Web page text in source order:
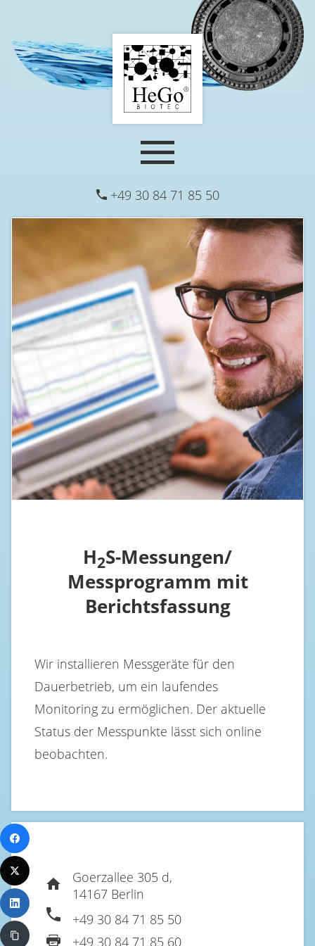
+49 30 84 71 85 50
H2S-Messungen/
Messprogramm mit
Berichtsfassung
Wir installieren Messgeräte für den
Dauerbetrieb, um ein laufendes
Monitoring zu ermöglichen. Der aktuelle
Status der Messpunkte lässt sich online
beobachten.
Goerzallee 305 d,
14167 Berlin
+49 30 84 71 85 50
+49 30 84 71 85 60